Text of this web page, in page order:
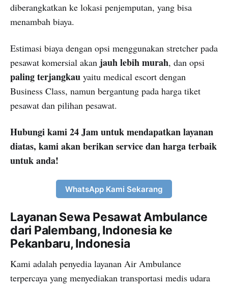
diberangkatkan ke lokasi penjemputan, yang bisa
menambah biaya.
Estimasi biaya dengan opsi menggunakan stretcher pada
pesawat komersial akan jauh lebih murah, dan opsi
paling terjangkau yaitu medical escort dengan
Business Class, namun bergantung pada harga tiket
pesawat dan pilihan pesawat.
Hubungi kami 24 Jam untuk mendapatkan layanan
diatas, kami akan berikan service dan harga terbaik
untuk anda!
WhatsApp Kami Sekarang
Layanan Sewa Pesawat Ambulance
dari Palembang, Indonesia ke
Pekanbaru, Indonesia
Kami adalah penyedia layanan Air Ambulance
terpercaya yang menyediakan transportasi medis udara